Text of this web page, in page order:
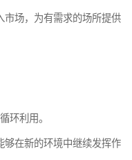
市场，为有需求的场所提供
环利用。
够在新的环境中继续发挥作